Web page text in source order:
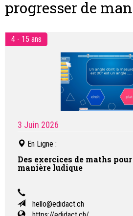
progresser de
4 - 15 ans
3 Juin 2026
En Ligne :
Des exercices de maths
manière ludique
hello@edidact.ch